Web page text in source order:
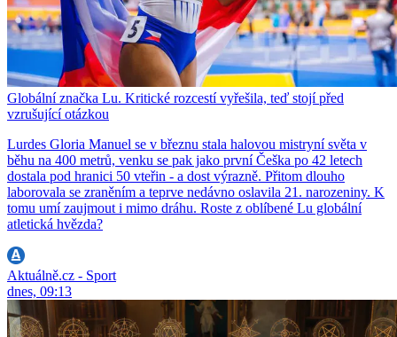
Globální značka Lu. Kritické rozcestí vyřešila, teď stojí před
vzrušující otázkou
Lurdes Gloria Manuel se v březnu stala halovou mistryní světa v
běhu na 400 metrů, venku se pak jako první Češka po 42 letech
dostala pod hranici 50 vteřin - a dost výrazně. Přitom dlouho
laborovala se zraněním a teprve nedávno oslavila 21. narozeniny. K
tomu umí zaujmout i mimo dráhu. Roste z oblíbené Lu globální
atletická hvězda?
Aktuálně.cz - Sport
dnes, 09:13